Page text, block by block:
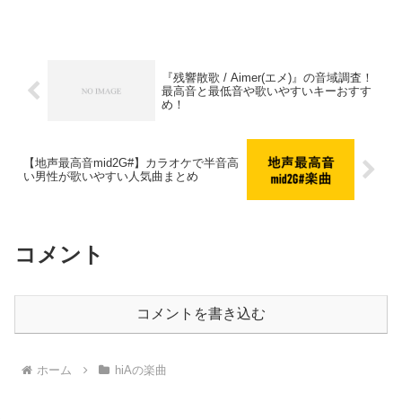
『残響散歌 / Aimer(エメ)』の音域調査！
最高音と最低音や歌いやすいキーおすす
め！
【地声最高音mid2G#】カラオケで半音高
い男性が歌いやすい人気曲まとめ
コメント
コメントを書き込む
ホーム hiAの楽曲